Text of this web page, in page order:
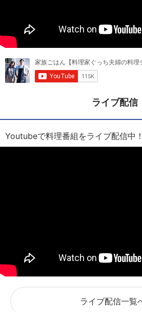
ライブ配信
Youtubeで料理番組をライブ配信中
ライブ配信一覧